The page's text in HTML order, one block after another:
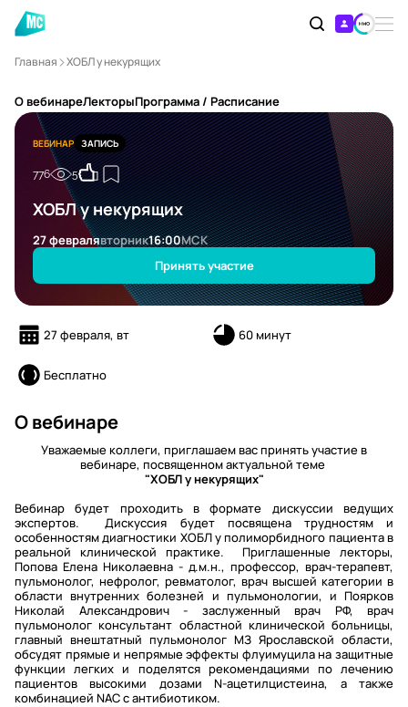
Главная ХОБЛ у некурящих
О вебинареЛекторыПрограмма / Расписание
ВЕБИНАР ЗАПИСЬ
776 5
ХОБЛ у некурящих
27 февралявторник16:00МСК
Принять участие
27 февраля, вт 60 минут
Бесплатно
О вебинаре
Уважаемые коллеги, приглашаем вас принять участие в
вебинаре, посвященном актуальной теме
"ХОБЛ у некурящих"
Вебинар будет проходить в формате дискуссии ведущих
экспертов. Дискуссия будет посвящена трудностям и
особенностям диагностики ХОБЛ у полиморбидного пациента в
реальной клинической практике. Приглашенные лекторы,
Попова Елена Николаевна - д.м.н., профессор, врач-терапевт,
пульмонолог, нефролог, ревматолог, врач высшей категории в
области внутренних болезней и пульмонологии, и Поярков
Николай Александрович - заслуженный врач РФ, врач
пульмонолог консультант областной клинической больницы,
главный внештатный пульмонолог МЗ Ярославской области,
обсудят прямые и непрямые эффекты флуимуцила на защитные
функции легких и поделятся рекомендациями по лечению
пациентов высокими дозами N-ацетилцистеина, а также
комбинацией NAC с антибиотиком.